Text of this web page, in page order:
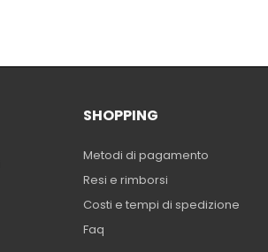
SHOPPING
Metodi di pagamento
Resi e rimborsi
Costi e tempi di spedizione
Faq